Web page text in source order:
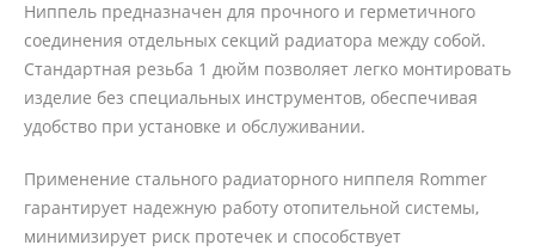
Ниппель предназначен для прочного и герметичного
соединения отдельных секций радиатора между собой.
Стандартная резьба 1 дюйм позволяет легко монтировать
изделие без специальных инструментов, обеспечивая
удобство при установке и обслуживании.
Применение стального радиаторного ниппеля Rommer
гарантирует надежную работу отопительной системы,
минимизирует риск протечек и способствует